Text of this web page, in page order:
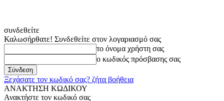
συνδεθείτε
Καλωσήρθατε! Συνδεθείτε στον λογαριασμό σας
το όνομα χρήστη σας
ο κωδικός πρόσβασης σας
Ξεχάσατε τον κωδικό σας? ζήτα βοήθεια
ΑΝΑΚΤΗΣΗ ΚΩΔΙΚΟΥ
Ανακτήστε τον κωδικό σας